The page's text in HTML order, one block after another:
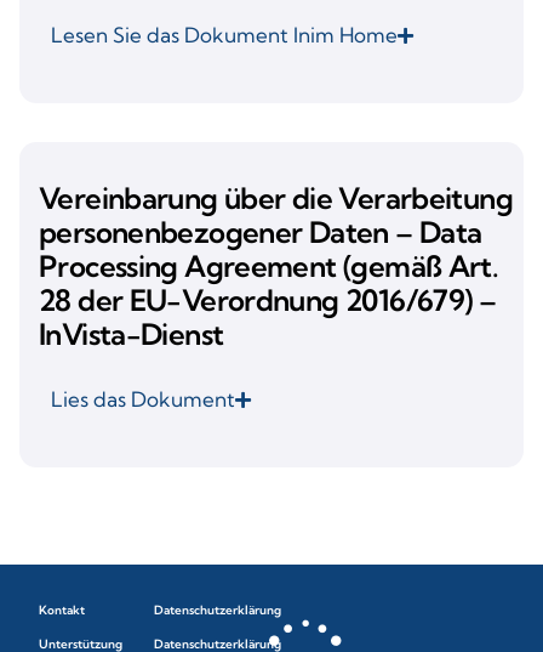
Lesen Sie das Dokument Inim Home
Vereinbarung über die Verarbeitung
personenbezogener Daten – Data
Processing Agreement (gemäß Art.
28 der EU-Verordnung 2016/679) –
InVista-Dienst
Lies das Dokument
Kontakt
Unterstützung
Datenschutzerklärung
Datenschutzerklärung